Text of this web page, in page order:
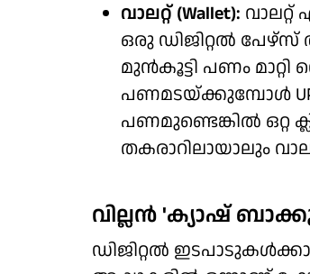
വാലറ്റ് (Wallet):
ഒരു ഡിജിറ്റല്‍
മുന്‍കൂട്ടി പണം
പണമടയ്ക്കുമ്പോള്‍ UPI
പണമുണ്ടെങ്കില്‍ ഒറ്റ
തകരാറിലായാലും
വില്ലന്‍ 'ക്യാഷ്
ഡിജിറ്റല്‍